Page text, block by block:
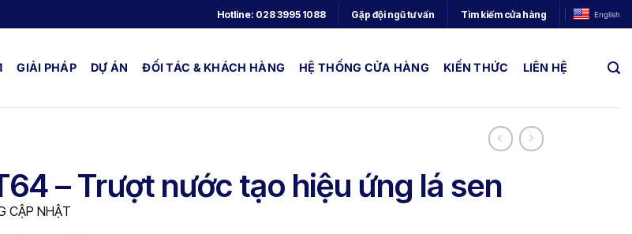
Hotline: 028 3995 1088 Gặp đội ngũ tư vấn Tìm kiếm cửa hàng English
GIẢI PHÁP DỰ ÁN ĐỐI TÁC & KHÁCH HÀNG HỆ THỐNG CỬA HÀNG KIẾN THỨC LIÊN HỆ
– Trượt nước tạo hiệu ứng lá sen
CẬP NHẬT